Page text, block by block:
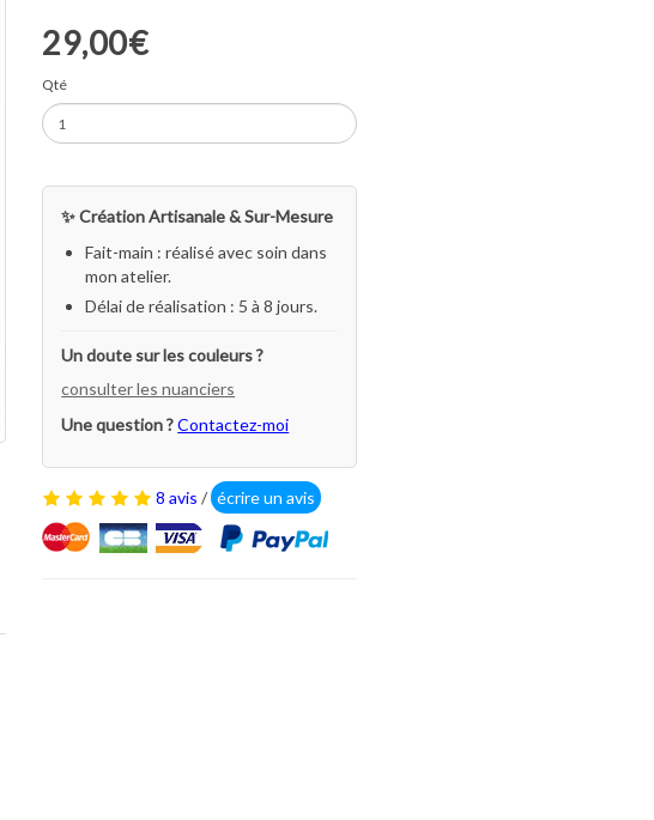
29,00€
Qté
✨ Création Artisanale & Sur-Mesure
Fait-main : réalisé avec soin dans
mon atelier.
Délai de réalisation : 5 à 8 jours.
Un doute sur les couleurs ?
consulter les nuanciers
Une question ?Contactez-moi
8 avis / écrire un avis